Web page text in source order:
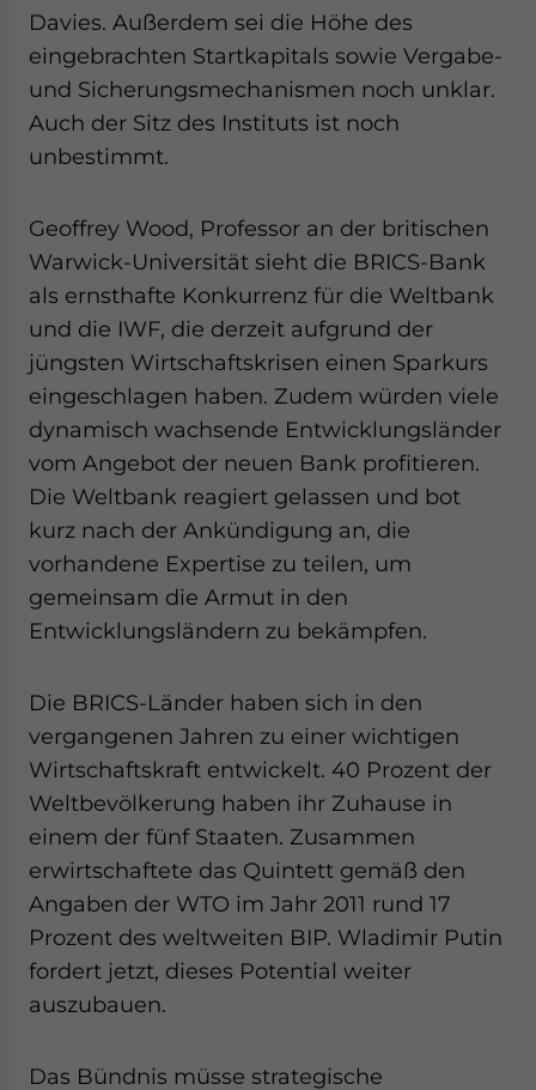
Davies. Außerdem sei die Höhe des
eingebrachten Startkapitals sowie Vergabe-
und Sicherungsmechanismen noch unklar.
Auch der Sitz des Instituts ist noch
unbestimmt.
Geoffrey Wood, Professor an der britischen
Warwick-Universität sieht die BRICS-Bank
als ernsthafte Konkurrenz für die Weltbank
und die IWF, die derzeit aufgrund der
jüngsten Wirtschaftskrisen einen Sparkurs
eingeschlagen haben. Zudem würden viele
dynamisch wachsende Entwicklungsländer
vom Angebot der neuen Bank profitieren.
Die Weltbank reagiert gelassen und bot
kurz nach der Ankündigung an, die
vorhandene Expertise zu teilen, um
gemeinsam die Armut in den
Entwicklungsländern zu bekämpfen.
Die BRICS-Länder haben sich in den
vergangenen Jahren zu einer wichtigen
Wirtschaftskraft entwickelt. 40 Prozent der
Weltbevölkerung haben ihr Zuhause in
einem der fünf Staaten. Zusammen
erwirtschaftete das Quintett gemäß den
Angaben der WTO im Jahr 2011 rund 17
Prozent des weltweiten BIP. Wladimir Putin
fordert jetzt, dieses Potential weiter
auszubauen.
Das Bündnis müsse strategische
website. Please send me business news and updates
- case sensitive